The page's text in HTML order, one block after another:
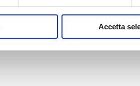
Accetta